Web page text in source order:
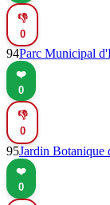
👎
0
94Parc Municipal
❤️
0
👎
0
95Jardin Botanique
❤️
0